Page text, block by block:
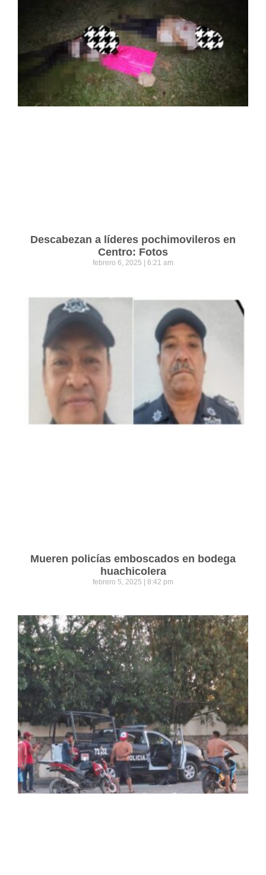
Descabezan a líderes pochimovileros en
Centro: Fotos
febrero 6, 2025 6:21 am
Mueren policías emboscados en bodega
huachicolera
febrero 5, 2025 8:42 pm